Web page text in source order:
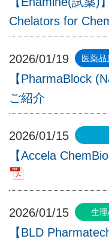
Chelators for
2026/01/19
【PharmaBlock
ご紹介
2026/01/15
【Accela
2026/01/15
【BLD